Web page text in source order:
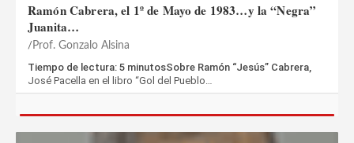
Ramón Cabrera, el 1º de Mayo de 1983…y la “Negra”
Juanita…
Prof. Gonzalo Alsina
Tiempo de lectura: 5 minutosSobre Ramón “Jesús” Cabrera,
José Pacella en el libro “Gol del Pueblo…